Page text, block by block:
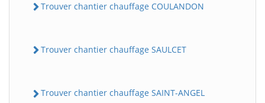
Trouver chantier chauffage COULANDON
Trouver chantier chauffage SAULCET
Trouver chantier chauffage SAINT-ANGEL